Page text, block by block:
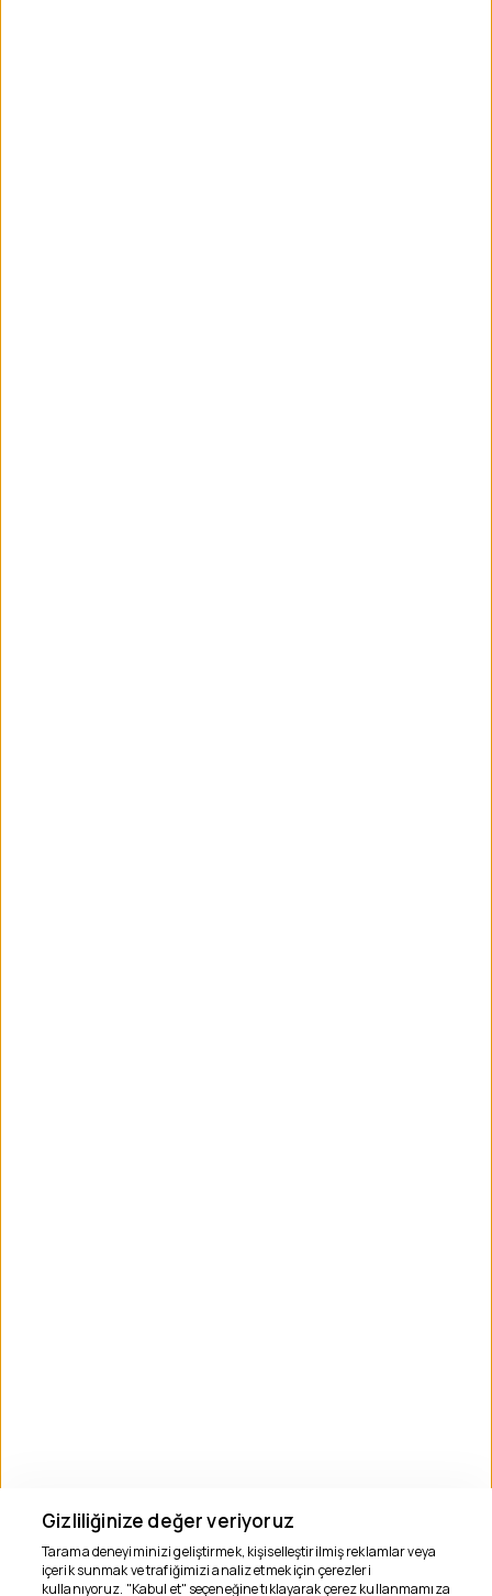
SOSYAL MEDYA
Gizliliğinize değer veriyoruz
Tarama deneyiminizi geliştirmek, kişiselleştirilmiş reklamlar veya
içerik sunmak ve trafiğimizi analiz etmek için çerezleri
kullanıyoruz. "Kabul et" seçeneğine tıklayarak çerez kullanmamıza